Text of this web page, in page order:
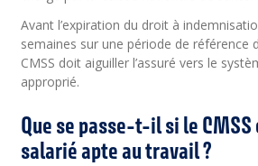
Avant l’expiration du droit à
semaines sur une période de référence
CMSS doit aiguiller l’assuré vers le
approprié.
Que se passe-t-il si le
salarié apte au travail ?